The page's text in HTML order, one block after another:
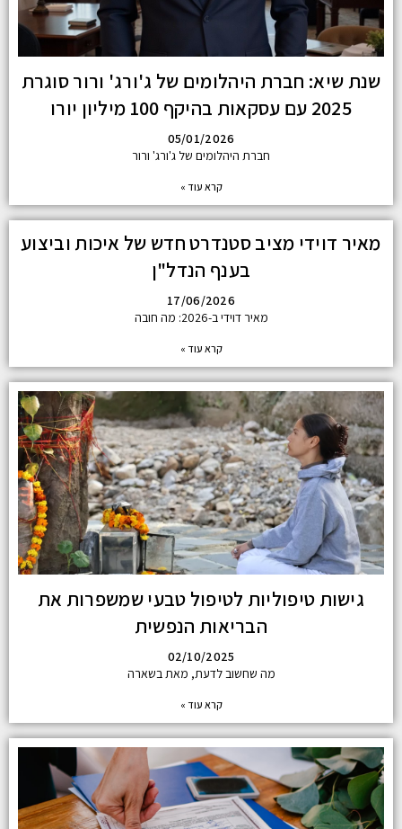
שנת שיא: חברת היהלומים של ג'ורג' ורור סוגרת
2025 עם עסקאות בהיקף 100 מיליון יורו
05/01/2026
חברת היהלומים של ג'ורג' ורור
קרא עוד »
מאיר דוידי מציב סטנדרט חדש של איכות וביצוע
בענף הנדל"ן
17/06/2026
מאיר דוידי ב-2026: מה חובה
קרא עוד »
גישות טיפוליות לטיפול טבעי שמשפרות את
הבריאות הנפשית
02/10/2025
מה שחשוב לדעת, מאת בשארה
קרא עוד »